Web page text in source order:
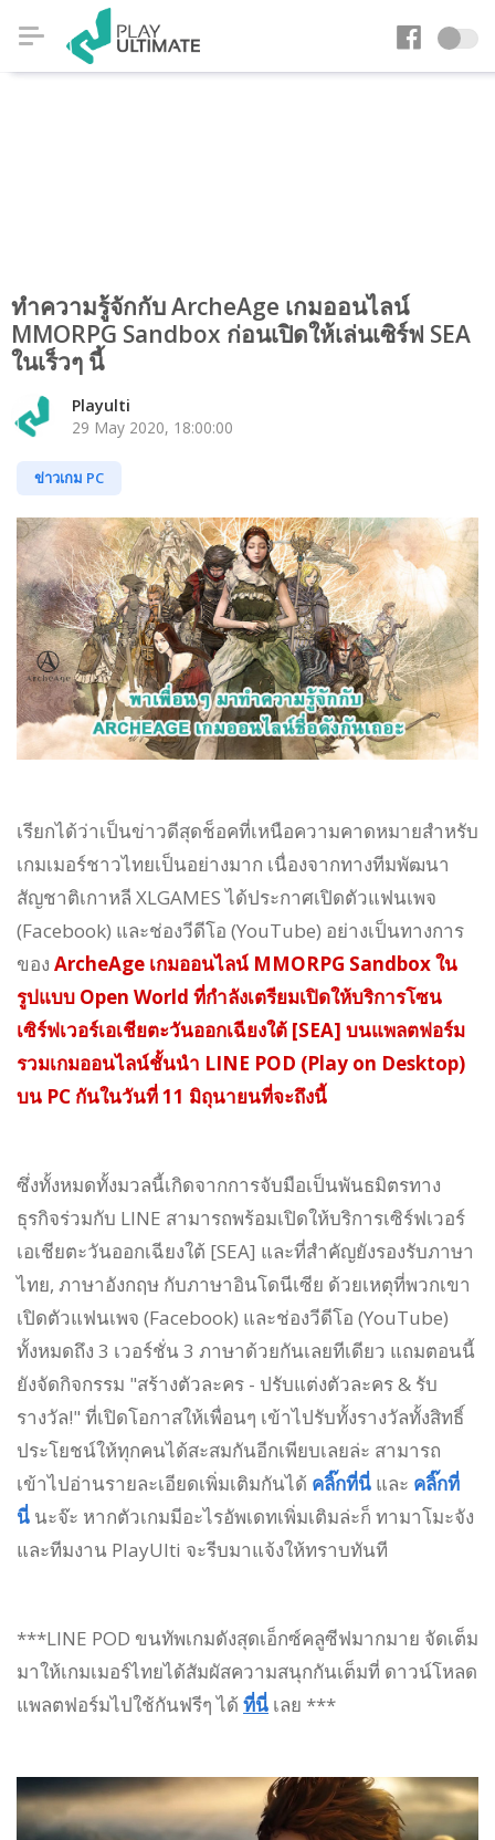
ทำความรู้จักกับ ArcheAge เกมออนไลน์
MMORPG Sandbox ก่อนเปิดให้เล่นเซิร์ฟ SEA
ในเร็วๆ นี้
Playulti
29 May 2020, 18:00:00
ข่าวเกม PC
เรียกได้ว่าเป็นข่าวดีสุดช็อคที่เหนือความคาดหมายสำหรับ
เกมเมอร์ชาวไทยเป็นอย่างมาก เนื่องจากทางทีมพัฒนา
สัญชาติเกาหลี XLGAMES ได้ประกาศเปิดตัวแฟนเพจ
(Facebook) และช่องวีดีโอ (YouTube) อย่างเป็นทางการ
ของ ArcheAge เกมออนไลน์ MMORPG Sandbox ใน
รูปแบบ Open World ที่กำลังเตรียมเปิดให้บริการโซน
เซิร์ฟเวอร์เอเชียตะวันออกเฉียงใต้ [SEA] บนแพลตฟอร์ม
รวมเกมออนไลน์ชั้นนำ LINE POD (Play on Desktop)
บน PC กันในวันที่ 11 มิถุนายนที่จะถึงนี้
ซึ่งทั้งหมดทั้งมวลนี้เกิดจากการจับมือเป็นพันธมิตรทาง
ธุรกิจร่วมกับ LINE สามารถพร้อมเปิดให้บริการเซิร์ฟเวอร์
เอเชียตะวันออกเฉียงใต้ [SEA] และที่สำคัญยังรองรับภาษา
ไทย, ภาษาอังกฤษ กับภาษาอินโดนีเซีย ด้วยเหตุที่พวกเขา
เปิดตัวแฟนเพจ (Facebook) และช่องวีดีโอ (YouTube)
ทั้งหมดถึง 3 เวอร์ชั่น 3 ภาษาด้วยกันเลยทีเดียว แถมตอนนี้
ยังจัดกิจกรรม "สร้างตัวละคร - ปรับแต่งตัวละคร & รับ
รางวัล!" ที่เปิดโอกาสให้เพื่อนๆ เข้าไปรับทั้งรางวัลทั้งสิทธิ์
ประโยชน์ให้ทุกคนได้สะสมกันอีกเพียบเลยล่ะ สามารถ
เข้าไปอ่านรายละเอียดเพิ่มเติมกันได้ คลิ๊กที่นี่ และ คลิ๊กที่
นี่ นะจ๊ะ หากตัวเกมมีอะไรอัพเดทเพิ่มเติมล่ะก็ ทามาโมะจัง
และทีมงาน PlayUlti จะรีบมาแจ้งให้ทราบทันที
***LINE POD ขนทัพเกมดังสุดเอ็กซ์คลูซีฟมากมาย จัดเต็ม
มาให้เกมเมอร์ไทยได้สัมผัสความสนุกกันเต็มที่ ดาวน์โหลด
แพลตฟอร์มไปใช้กันฟรีๆ ได้ ที่นี่ เลย ***